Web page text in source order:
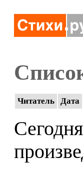
Читатель Дата
Сегодня